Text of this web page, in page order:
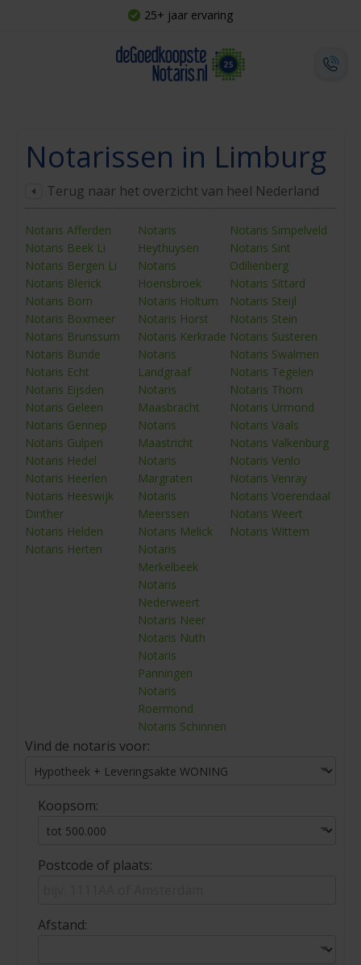
25+ jaar ervaring
Notarissen in Limburg
Terug naar het overzicht van heel Nederland
Notaris Afferden
Notaris Beek Li
Notaris Bergen Li
Notaris Blerick
Notaris Born
Notaris Boxmeer
Notaris Brunssum
Notaris Bunde
Notaris Echt
Notaris Eijsden
Notaris Geleen
Notaris Gennep
Notaris Gulpen
Notaris Hedel
Notaris Heerlen
Notaris Heeswijk
Dinther
Notaris Helden
Notaris Herten
Notaris
Heythuysen
Notaris
Hoensbroek
Notaris Holtum
Notaris Horst
Notaris Kerkrade
Notaris
Landgraaf
Notaris
Maasbracht
Notaris
Maastricht
Notaris
Margraten
Notaris
Meerssen
Notaris Melick
Notaris
Merkelbeek
Notaris
Nederweert
Notaris Neer
Notaris Nuth
Notaris
Panningen
Notaris
Roermond
Notaris Schinnen
Notaris Simpelveld
Notaris Sint
Odilienberg
Notaris Sittard
Notaris Steijl
Notaris Stein
Notaris Susteren
Notaris Swalmen
Notaris Tegelen
Notaris Thorn
Notaris Urmond
Notaris Vaals
Notaris Valkenburg
Notaris Venlo
Notaris Venray
Notaris Voerendaal
Notaris Weert
Notaris Wittem
Vind de notaris voor:
Koopsom:
Postcode of plaats:
Afstand: